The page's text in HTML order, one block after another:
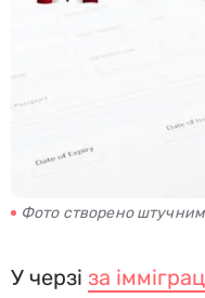
Фото створено штучним
У черзі за